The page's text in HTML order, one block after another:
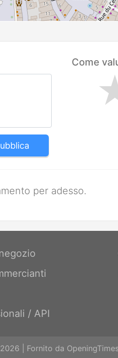
Come
per adesso.
/ API
| Fornito da